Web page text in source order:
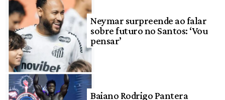
Neymar surpreende ao falar
sobre futuro no Santos: ‘Vou
pensar’
Baiano Rodrigo Pantera